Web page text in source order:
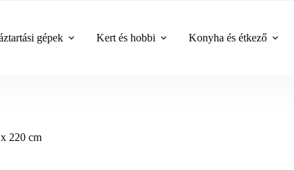
gépek Kert és hobbi Konyha és étkező
220 cm